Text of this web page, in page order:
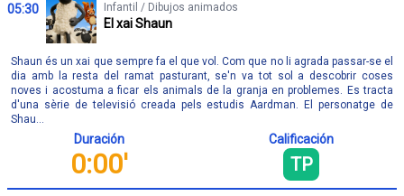
05:30 Infantil / Dibujos animados
El xai Shaun
Shaun és un xai que sempre fa el que vol. Com que no li agrada passar-se el
dia amb la resta del ramat pasturant, se'n va tot sol a descobrir coses
noves i acostuma a ficar els animals de la granja en problemes. Es tracta
d'una sèrie de televisió creada pels estudis Aardman. El personatge de
Shau...
Duración
0:00'
Calificación
TP